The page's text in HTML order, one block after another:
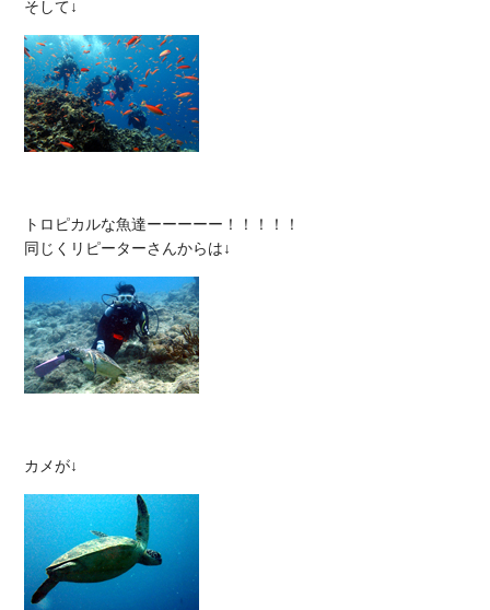
トロピカルな魚達ーーーーー！！！！！